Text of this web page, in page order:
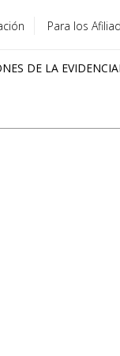
Para los
DE LA EVIDENCIA